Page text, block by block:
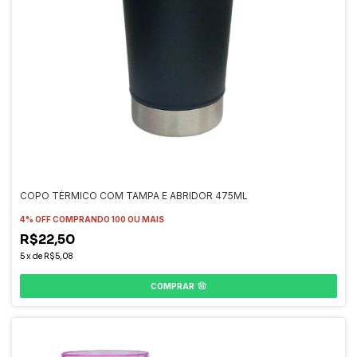
COPO TÉRMICO COM TAMPA E ABRIDOR 475ML
4% OFFCOMPRANDO 100 OU MAIS
R$22,50
5xde R$5,08
COMPRAR